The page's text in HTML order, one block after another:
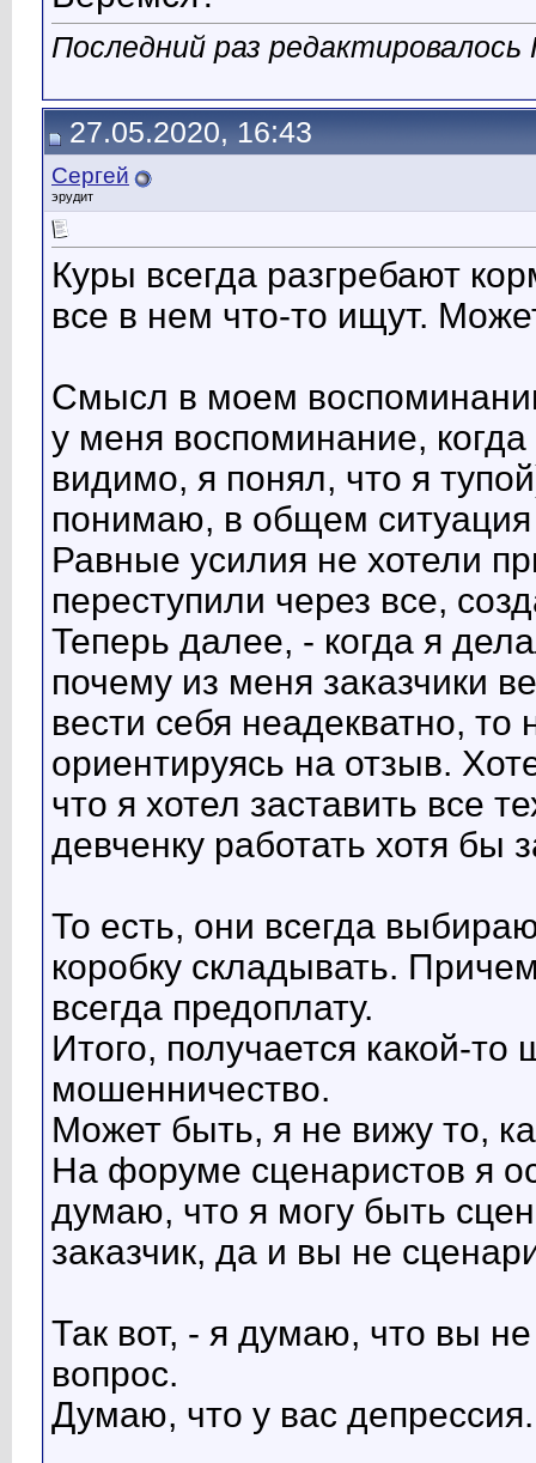
Последний раз
27.05.2020, 16:43
Сергей
эрудит
Куры всегда разгребают
все в нем что-то ищут.
Смысл в моем
у меня воспоминание, когда
видимо, я понял, что я
понимаю, в общем ситуация
Равные усилия не хотели
переступили через все,
Теперь далее, - когда я
почему из меня заказчики
вести себя неадекватно, то
ориентируясь на отзыв.
что я хотел заставить все
девченку работать хотя бы
То есть, они всегда
коробку складывать.
всегда предоплату.
Итого, получается какой-
мошенничество.
Может быть, я не вижу то,
На форуме сценаристов я
думаю, что я могу быть
заказчик, да и вы не
Так вот, - я думаю, что вы
вопрос.
Думаю, что у вас депрессия.